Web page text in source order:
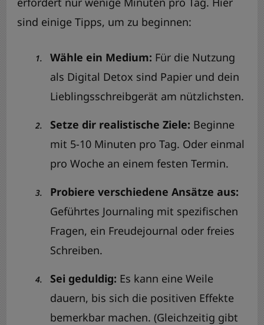
sind einige Tipps, um zu beginnen:
Wähle ein Medium: Für die Nutzung
als Digital Detox sind Papier und dein
Lieblingsschreibgerät am nützlichsten.
Setze dir realistische Ziele: Beginne
mit 5-10 Minuten pro Tag. Oder einmal
pro Woche an einem festen Termin.
Probiere verschiedene Ansätze aus:
Geführtes Journaling mit spezifischen
Fragen, ein Freudejournal oder freies
Schreiben.
Sei geduldig: Es kann eine Weile
dauern, bis sich die positiven Effekte
bemerkbar machen. (Gleichzeitig gibt